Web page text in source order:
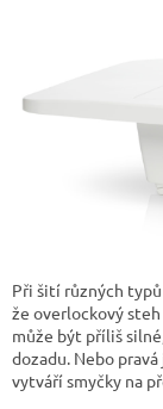
Při šití různých
že overlockový
může být příliš
dozadu. Nebo
vytváří smyčky na